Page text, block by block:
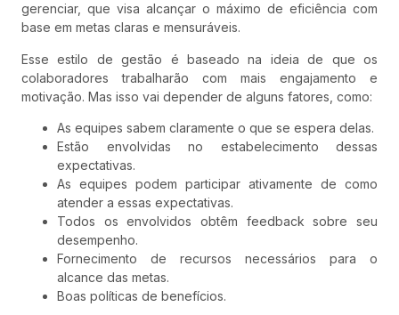
gerenciar, que visa alcançar o máximo de eficiência com
base em metas claras e mensuráveis.
Esse estilo de gestão é baseado na ideia de que os
colaboradores trabalharão com mais engajamento e
motivação. Mas isso vai depender de alguns fatores, como:
As equipes sabem claramente o que se espera delas.
Estão envolvidas no estabelecimento dessas
expectativas.
As equipes podem participar ativamente de como
atender a essas expectativas.
Todos os envolvidos obtêm feedback sobre seu
desempenho.
Fornecimento de recursos necessários para o
alcance das metas.
Boas políticas de benefícios.